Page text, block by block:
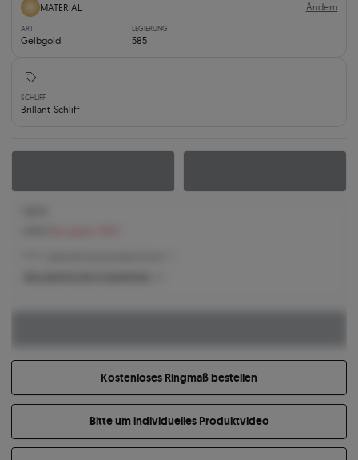
MATERIAL Ändern
ART
Gelbgold
LEGIERUNG
585
SCHLIFF
Brillant-Schliff
Kostenloses Ringmaß bestellen
Bitte um individuelles Produktvideo